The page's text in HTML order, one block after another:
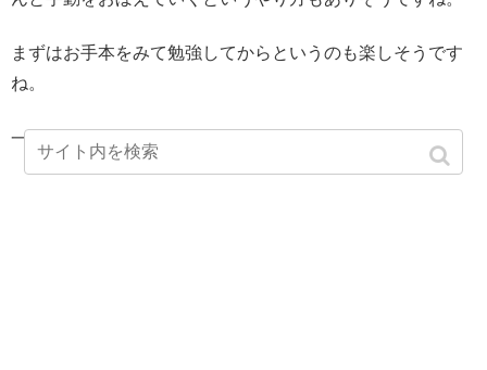
まずはお手本をみて勉強してからというのも楽しそうです
ね。
一度は使ってみないと損かも知れませんね。